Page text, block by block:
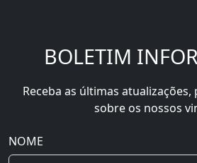
BOLETIM
Receba as últimas
sobre os nossos
NOME